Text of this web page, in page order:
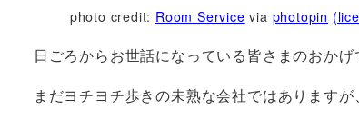
photo credit: Room Service via photopin
日ごろからお世話になっている皆さまのおか
まだヨチヨチ歩きの未熟な会社ではあります